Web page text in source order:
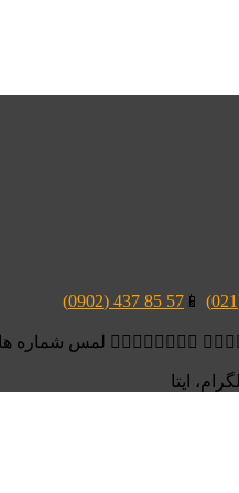
📱
57 85 437 (0902)
👆🏻👆🏻👆🏻👆🏻 لمس شماره ها
ایتا